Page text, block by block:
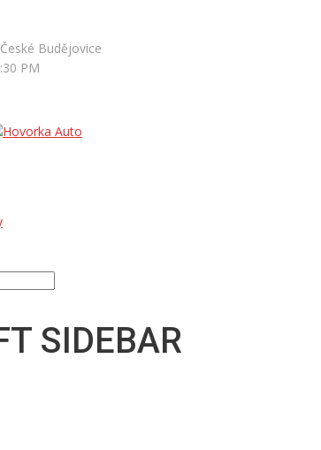
Budějovice
PM
SIDEBAR